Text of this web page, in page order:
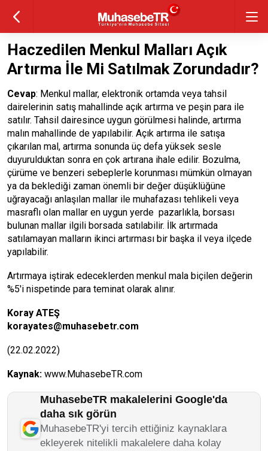
Haczedilen Menkul Malları Açık
Artırma İle Mi Satılmak Zorundadır?
Cevap: Menkul mallar, elektronik ortamda veya tahsil
dairelerinin satış mahallinde açık artırma ve peşin para ile
satılır. Tahsil dairesince uygun görülmesi halinde, artırma
malın mahallinde de yapılabilir. Açık artırma ile satışa
çıkarılan mal, artırma sonunda üç defa yüksek sesle
duyurulduktan sonra en çok artırana ihale edilir. Bozulma,
çürüme ve benzeri sebeplerle korunması mümkün olmayan
ya da beklediği zaman önemli bir değer düşüklüğüne
uğrayacağı anlaşılan mallar ile muhafazası tehlikeli veya
masraflı olan mallar en uygun yerde pazarlıkla, borsası
bulunan mallar ilgili borsada satılabilir. İlk artırmada
satılamayan malların ikinci artırması bir başka il veya ilçede
yapılabilir.
Artırmaya iştirak edeceklerden menkul mala biçilen değerin
%5'i nispetinde para teminat olarak alınır.
Koray ATEŞ
korayates@muhasebetr.com
(22.02.2022)
Kaynak: www.MuhasebeTR.com
MuhasebeTR makalelerini Google'da
daha sık görün
MuhasebeTR'yi tercih ettiğiniz kaynaklara
ekleyerek nitelikli makalelere daha kolay